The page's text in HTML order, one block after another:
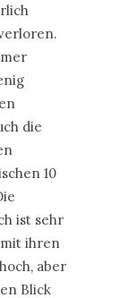
die
10
ist sehr
ihren
aber
Blick